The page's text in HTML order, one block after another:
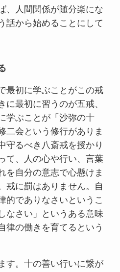
、人間関係が随分楽にな
話から始めることにして
最初に学ぶことがこの戒
に最初に習うのが五戒、
学ぶことが「沙弥の十
二会という修行がありま
守るべき八斎戒を授かり
て、人の心や行い、言葉
を自分の意志で心懸けま
戒に罰はありません。自
的でありなさいというこ
なさい」というある意味
律の働きを育てるという
す。十の善い行いに繋が